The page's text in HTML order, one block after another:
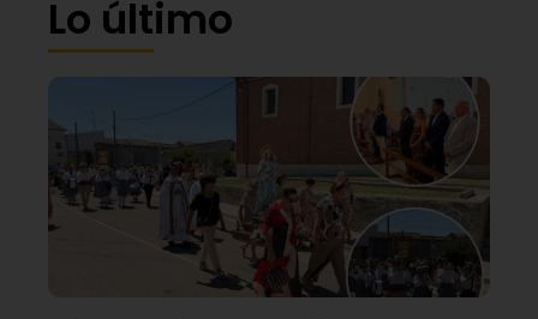
Lo último